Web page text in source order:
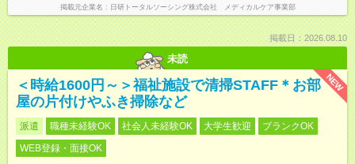
掲載元企業名 日研トータルソーシング株式会社 メディカルケア事業部
掲載日：2026.08.10
未読
NEW
＜時給1600円～＞福祉施設で清掃STAFF＊お部
屋の片付けやふき掃除など
派遣 職種未経験OK 社会人未経験OK 大学生歓迎
ブランクOK
WEB登録・面接OK